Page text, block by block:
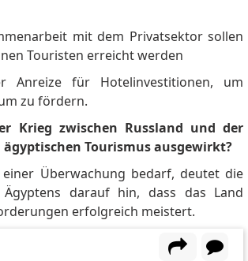
mit dem Privatsektor sollen
Touristen erreicht werden
Anreize für Hotelinvestitionen, um
zu fördern.
Krieg zwischen Russland und der
Tourismus ausgewirkt?
Überwachung bedarf, deutet die
darauf hin, dass das Land
erfolgreich meistert.